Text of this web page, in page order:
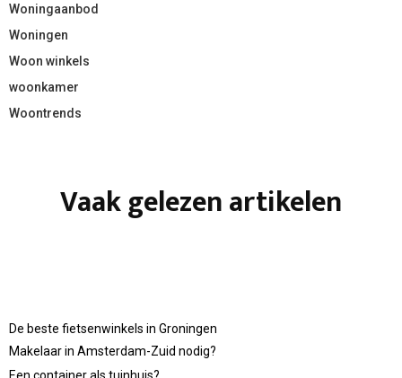
Woningaanbod
Woningen
Woon winkels
woonkamer
Woontrends
Vaak gelezen artikelen
De beste fietsenwinkels in Groningen
Makelaar in Amsterdam-Zuid nodig?
Een container als tuinhuis?